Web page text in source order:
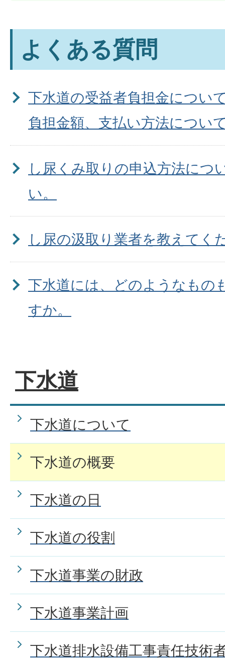
よくある質問
下水道の受益者負担金につい
負担金額、支払い方法につい
し尿くみ取りの申込方法につ
い。
し尿の汲取り業者を教えてく
下水道には、どのようなもの
すか。
ですが。
下水道
下水道について
下水道の概要
下水道の日
下水道の役割
下水道事業の財政
下水道事業計画
下水道排水設備工事責任技術